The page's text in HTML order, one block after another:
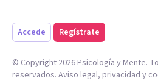
Accede Regístrate
© Copyright 2026Psicología y Mente.
reservados. Aviso legal, privacidad y